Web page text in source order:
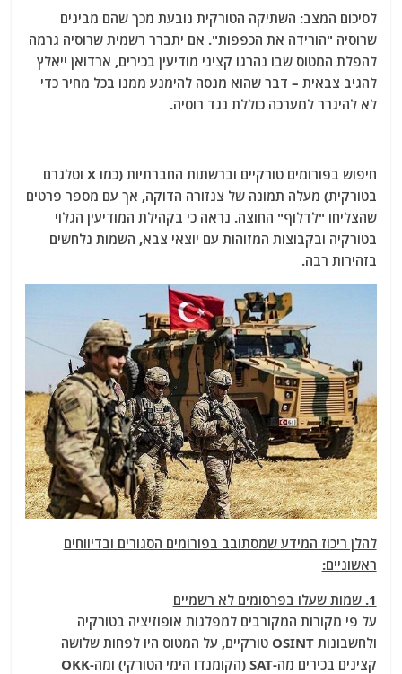
לסיכום המצב: השתיקה הטורקית נובעת מכך שהם מבינים
שרוסיה "הורידה את הכפפות". אם יתברר רשמית שרוסיה גרמה
להפלת המטוס שבו נהרגו קציני מודיעין בכירים, ארדואן ייאלץ
להגיב צבאית – דבר שהוא מנסה להימנע ממנו בכל מחיר כדי
לא להיגרר למערכה כוללת נגד רוסיה.
חיפוש בפורומים טורקיים וברשתות החברתיות (כמו X וטלגרם
בטורקית) מעלה תמונה של צנזורה הדוקה, אך עם מספר פרטים
שהצליחו "לדלוף" החוצה. נראה כי בקהילת המודיעין הגלוי
בטורקיה ובקבוצות המזוהות עם יוצאי צבא, השמות נלחשים
בזהירות רבה.
להלן ריכוז המידע שמסתובב בפורומים הסגורים ובדיווחים
ראשוניים:
1. שמות שעלו בפרסומים לא רשמיים
על פי מקורות המקורבים למפלגות אופוזיציה בטורקיה
ולחשבונות OSINT טורקיים, על המטוס היו לפחות שלושה
קצינים בכירים מה-SAT (הקומנדו הימי הטורקי) ומה-OKK